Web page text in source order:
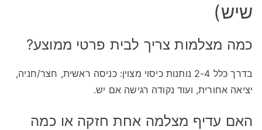
שיש)
כמה מצלמות צריך לבית פרטי ממוצע?
בדרך כלל 2-4 נותנות כיסוי מצוין: כניסה ראשית, חצר/חניה,
יציאה אחורית, ועוד נקודה רגישה אם יש.
האם עדיף מצלמה אחת חזקה או כמה